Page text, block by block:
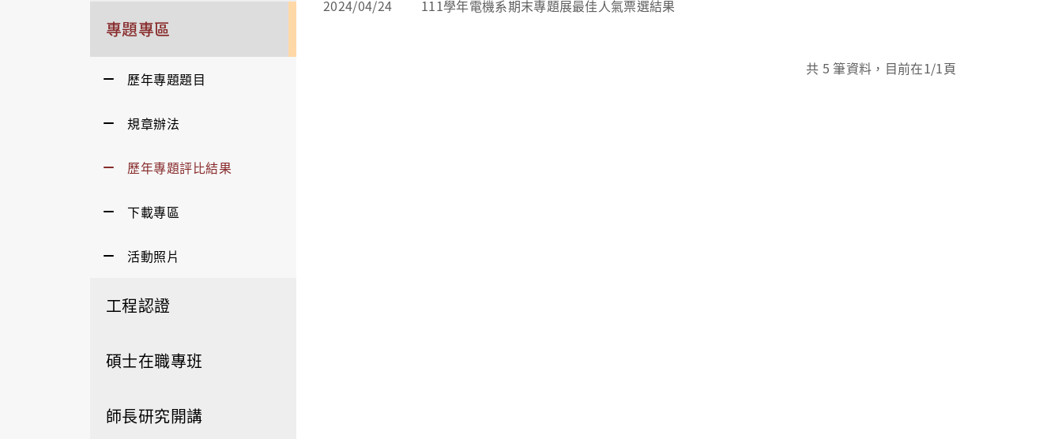
專題專區
歷年專題題目
規章辦法
歷年專題評比結果
下載專區
活動照片
工程認證
碩士在職專班
師長研究開講
2024/04/24 111學年電機系期末專題展最佳人氣票選結果
共5 筆資料，目前在1/1頁